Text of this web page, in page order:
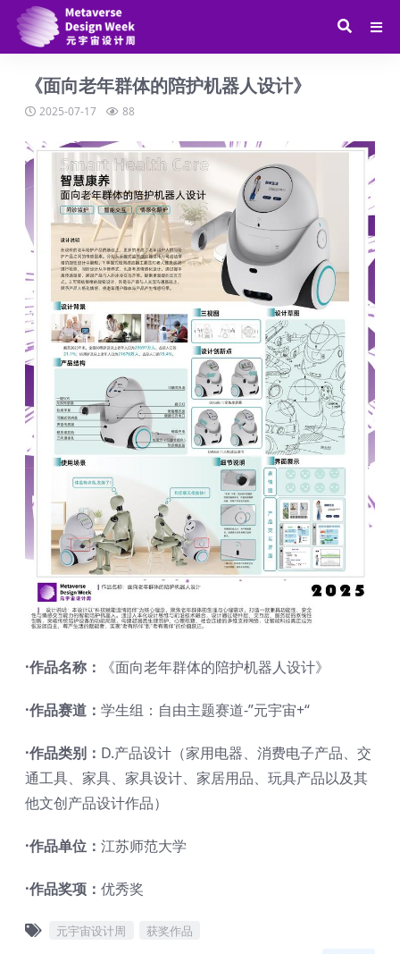
《面向老年群体的陪护机器人设计》
2025-07-17 88
·作品名称： 《面向老年群体的陪护机器人设计》
·作品赛道： 学生组：自由主题赛道-”元宇宙+“
·作品类别： D.产品设计（家用电器、消费电子产品、交
通工具、家具、家具设计、家居用品、玩具产品以及其
他文创产品设计作品）
·作品单位： 江苏师范大学
·作品奖项： 优秀奖
元宇宙设计周 获奖作品